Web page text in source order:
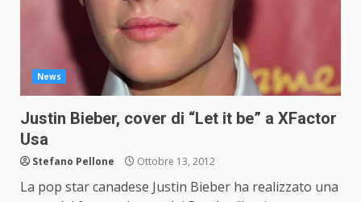
News
Justin Bieber, cover di “Let it be” a XFactor
Usa
Stefano Pellone Ottobre 13, 2012
La pop star canadese Justin Bieber ha realizzato una